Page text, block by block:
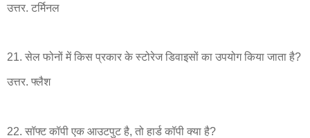
उत्तर. टर्मिनल
21. सेल फोनों में किस प्रकार के स्टोरेज डिवाइसों का उपयोग किया जाता है?
उत्तर. फ्लैश
22. सॉफ्ट कॉपी एक आउटपुट है, तो हार्ड कॉपी क्या है?